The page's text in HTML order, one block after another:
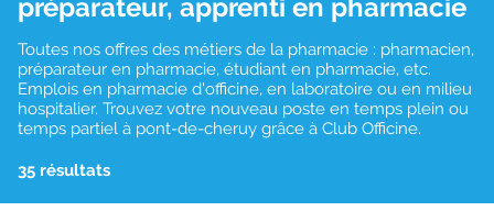
préparateur, apprenti en pharmacie
Toutes nos offres des métiers de la pharmacie : pharmacien,
préparateur en pharmacie, étudiant en pharmacie, etc.
Emplois en pharmacie d'officine, en laboratoire ou en milieu
hospitalier. Trouvez votre nouveau poste en temps plein ou
temps partiel à pont-de-cheruy grâce à Club Officine.
35 résultats